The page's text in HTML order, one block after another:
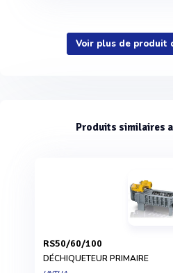
Voir plus de produit
Produits similaires
RS50/60/100
DÉCHIQUETEUR PRIMAIRE